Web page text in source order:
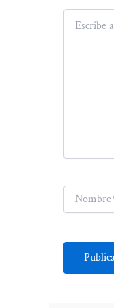
Escribe
aquí...
Nombre*